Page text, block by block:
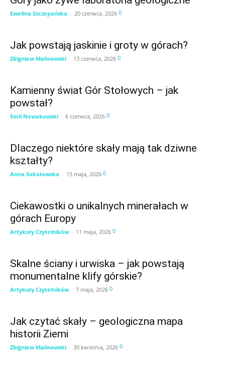
Ewelina Szczepańska - 20 czerwca, 2026 0
Jak powstają jaskinie i groty w górach?
Zbigniew Malinowski - 13 czerwca, 2026 0
Kamienny świat Gór Stołowych – jak
powstał?
Emil Nowakowski - 6 czerwca, 2026 0
Dlaczego niektóre skały mają tak dziwne
kształty?
Anna Sokołowska - 15 maja, 2026 0
Ciekawostki o unikalnych minerałach w
górach Europy
Artykuły Czytelników - 11 maja, 2026 0
Skalne ściany i urwiska – jak powstają
monumentalne klify górskie?
Artykuły Czytelników - 7 maja, 2026 0
Jak czytać skały – geologiczna mapa
historii Ziemi
Zbigniew Malinowski - 30 kwietnia, 2026 0